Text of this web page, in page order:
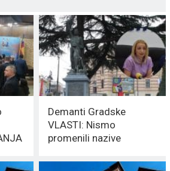
Demanti Gradske
VLASTI: Nismo
promenili nazive
SMO IH